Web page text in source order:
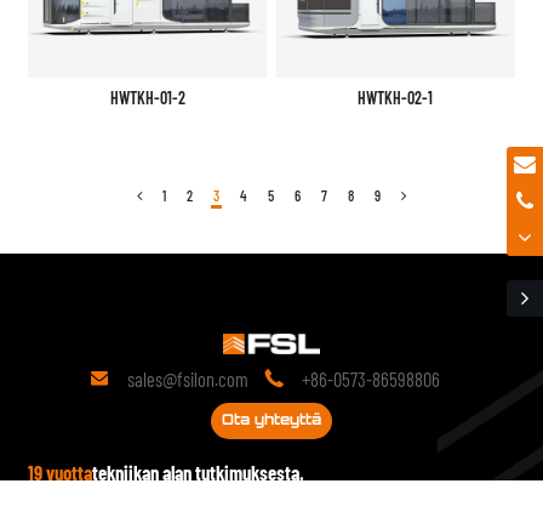
HWTKH-01-2 HWTKH-02-1
1 2 3 4 5 6 7 8 9
 sales@fsilon.com  +86-0573-86598806
Ota yhteyttä
19 vuottatekniikan alan tutkimuksesta.